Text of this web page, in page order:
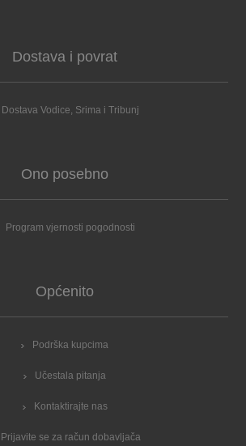
Dostava i povrat
Dostava Vodice, Srima i Tribunj
Ono posebno
Program vjernosti pogodnosti
Općenito
Podrška kupcima
Učestala pitanja
Kontaktirajte nas
Prijavite se za račun dobavljača